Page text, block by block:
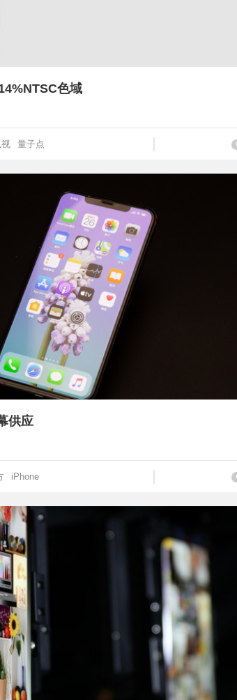
色域
视 量子点
供应
iPhone